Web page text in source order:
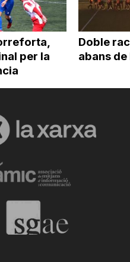
per la
Doble
abans de